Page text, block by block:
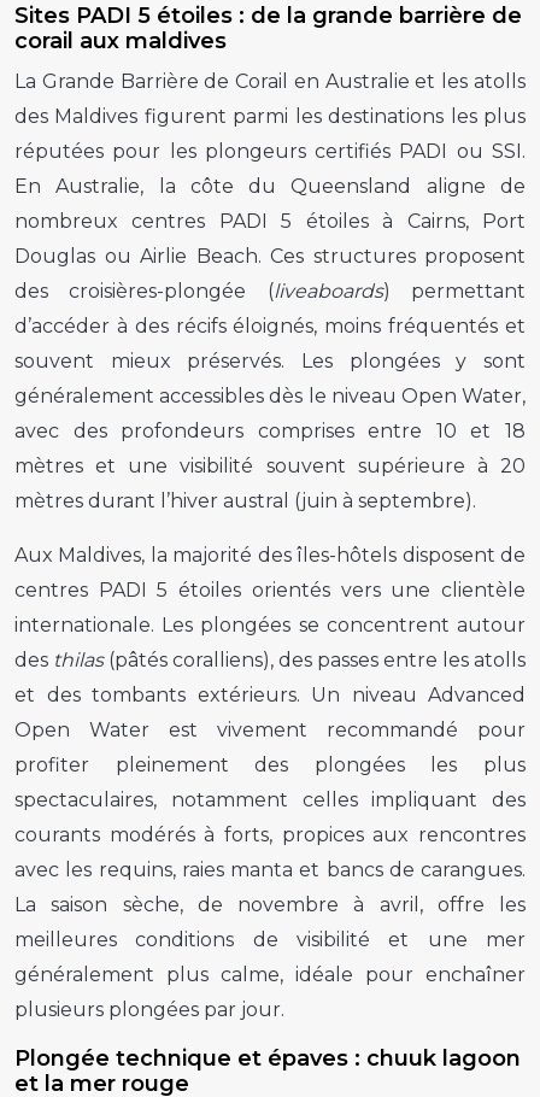
Sites PADI 5 étoiles : de la grande barrière de
corail aux maldives
La Grande Barrière de Corail en Australie et les atolls
des Maldives figurent parmi les destinations les plus
réputées pour les plongeurs certifiés PADI ou SSI.
En Australie, la côte du Queensland aligne de
nombreux centres PADI 5 étoiles à Cairns, Port
Douglas ou Airlie Beach. Ces structures proposent
des croisières-plongée (liveaboards) permettant
d’accéder à des récifs éloignés, moins fréquentés et
souvent mieux préservés. Les plongées y sont
généralement accessibles dès le niveau Open Water,
avec des profondeurs comprises entre 10 et 18
mètres et une visibilité souvent supérieure à 20
mètres durant l’hiver austral (juin à septembre).
Aux Maldives, la majorité des îles-hôtels disposent de
centres PADI 5 étoiles orientés vers une clientèle
internationale. Les plongées se concentrent autour
des thilas(pâtés coralliens), des passes entre les atolls
et des tombants extérieurs. Un niveau Advanced
Open Water est vivement recommandé pour
profiter pleinement des plongées les plus
spectaculaires, notamment celles impliquant des
courants modérés à forts, propices aux rencontres
avec les requins, raies manta et bancs de carangues.
La saison sèche, de novembre à avril, offre les
meilleures conditions de visibilité et une mer
généralement plus calme, idéale pour enchaîner
plusieurs plongées par jour.
Plongée technique et épaves : chuuk lagoon
et la mer rouge